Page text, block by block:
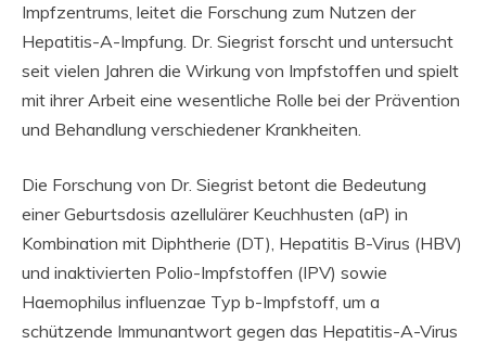
Impfzentrums, leitet die Forschung zum Nutzen der
Hepatitis-A-Impfung. Dr. Siegrist forscht und untersucht
seit vielen Jahren die Wirkung von Impfstoffen und spielt
mit ihrer Arbeit eine wesentliche Rolle bei der Prävention
und Behandlung verschiedener Krankheiten.
Die Forschung von Dr. Siegrist betont die Bedeutung
einer Geburtsdosis azellulärer Keuchhusten (aP) in
Kombination mit Diphtherie (DT), Hepatitis B-Virus (HBV)
und inaktivierten Polio-Impfstoffen (IPV) sowie
Haemophilus influenzae Typ b-Impfstoff, um a
schützende Immunantwort gegen das Hepatitis-A-Virus